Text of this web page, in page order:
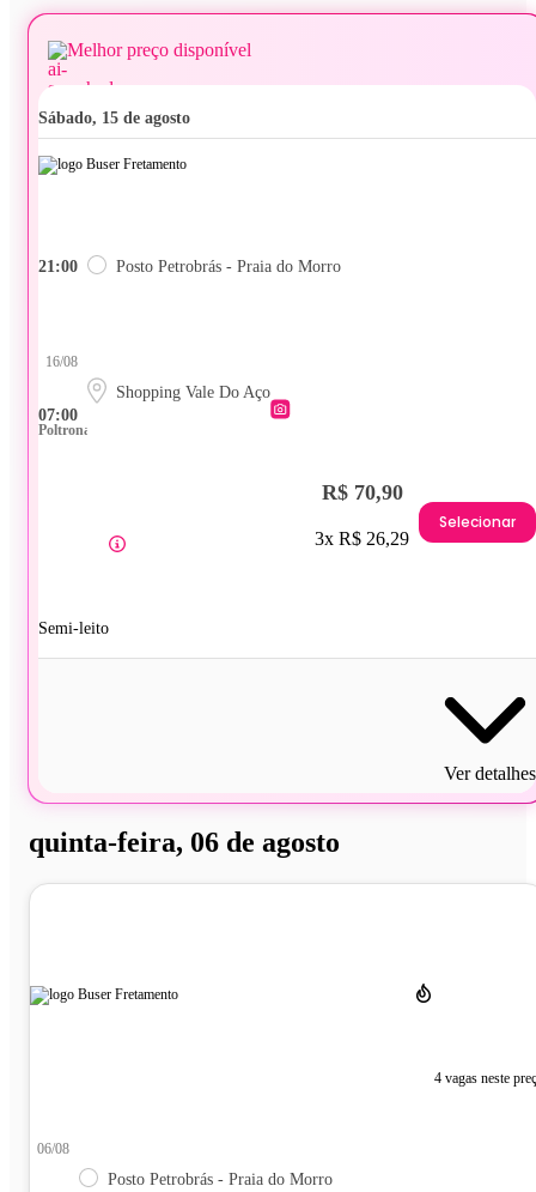
Melhor preço disponível
sábado, 15 de agosto
21:00 Posto Petrobrás - Praia do Morro
07:00
16/08
Shopping Vale Do Aço
Poltrona
Semi-leito
R$ 70,90
3x R$ 26,29
Selecionar
Ver detalhes
quinta-feira, 06 de agosto
4 vagas neste
06/08
Posto Petrobrás - Praia do Morro